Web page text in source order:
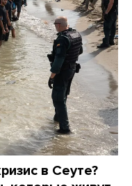
в Сеуте?